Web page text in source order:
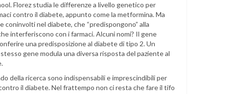
Florez studia le differenze a livello genetico per
contro il diabete, appunto come la metformina. Ma
nel diabete, che “predispongono” alla
interferiscono con i farmaci. Alcuni nomi? Il gene
una predisposizione al diabete di tipo 2. Un
gene modula una diversa risposta del paziente al
della ricerca sono indispensabili e imprescindibili per
il diabete. Nel frattempo non ci resta che fare il tifo